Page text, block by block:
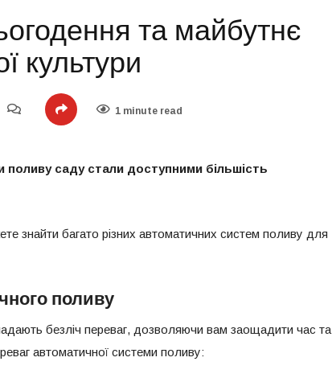
та майбутнє
культури
1 minute read
поливу саду стали доступними більшість
знайти багато різних автоматичних систем поливу для
поливу
безліч переваг, дозволяючи вам заощадити час та
автоматичної системи поливу: